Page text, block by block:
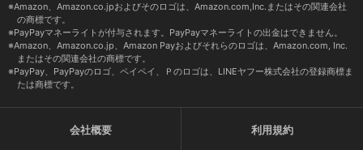
Amazon、Amazon.co.jpおよびそのロゴは、Amazon.com,Inc.またはその関連会社
の商標です。
PayPayマネーライトが付与されます。PayPayマネーライトの出金はできません。
Amazon、Amazon.co.jp、Amazon Payおよびそれらのロゴは、Amazon.com, Inc.
またはその関連会社の商標です。
PayPay、PayPayのロゴ、ペイペイ、Ｐのロゴは、LINEヤフー株式会社の登録商標ま
たは商標です。
会社概要 利用規約